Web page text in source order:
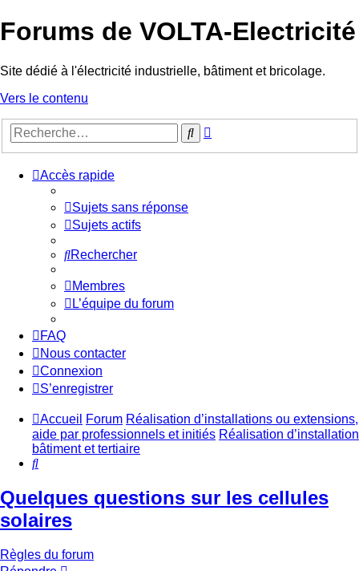
Forums de VOLTA-Electricité
Site dédié à l'électricité industrielle, bâtiment et bricolage.
Vers le contenu
Rechercher
Accès rapide
Sujets sans réponse
Sujets actifs
Rechercher
Membres
L’équipe du forum
FAQ
Nous contacter
Connexion
S’enregistrer
Accueil Forum Réalisation d’installations ou extensions,
aide par professionnels et initiés Réalisation d’installation
bâtiment et tertiaire
Rechercher
Quelques questions sur les cellules
solaires
Règles du forum